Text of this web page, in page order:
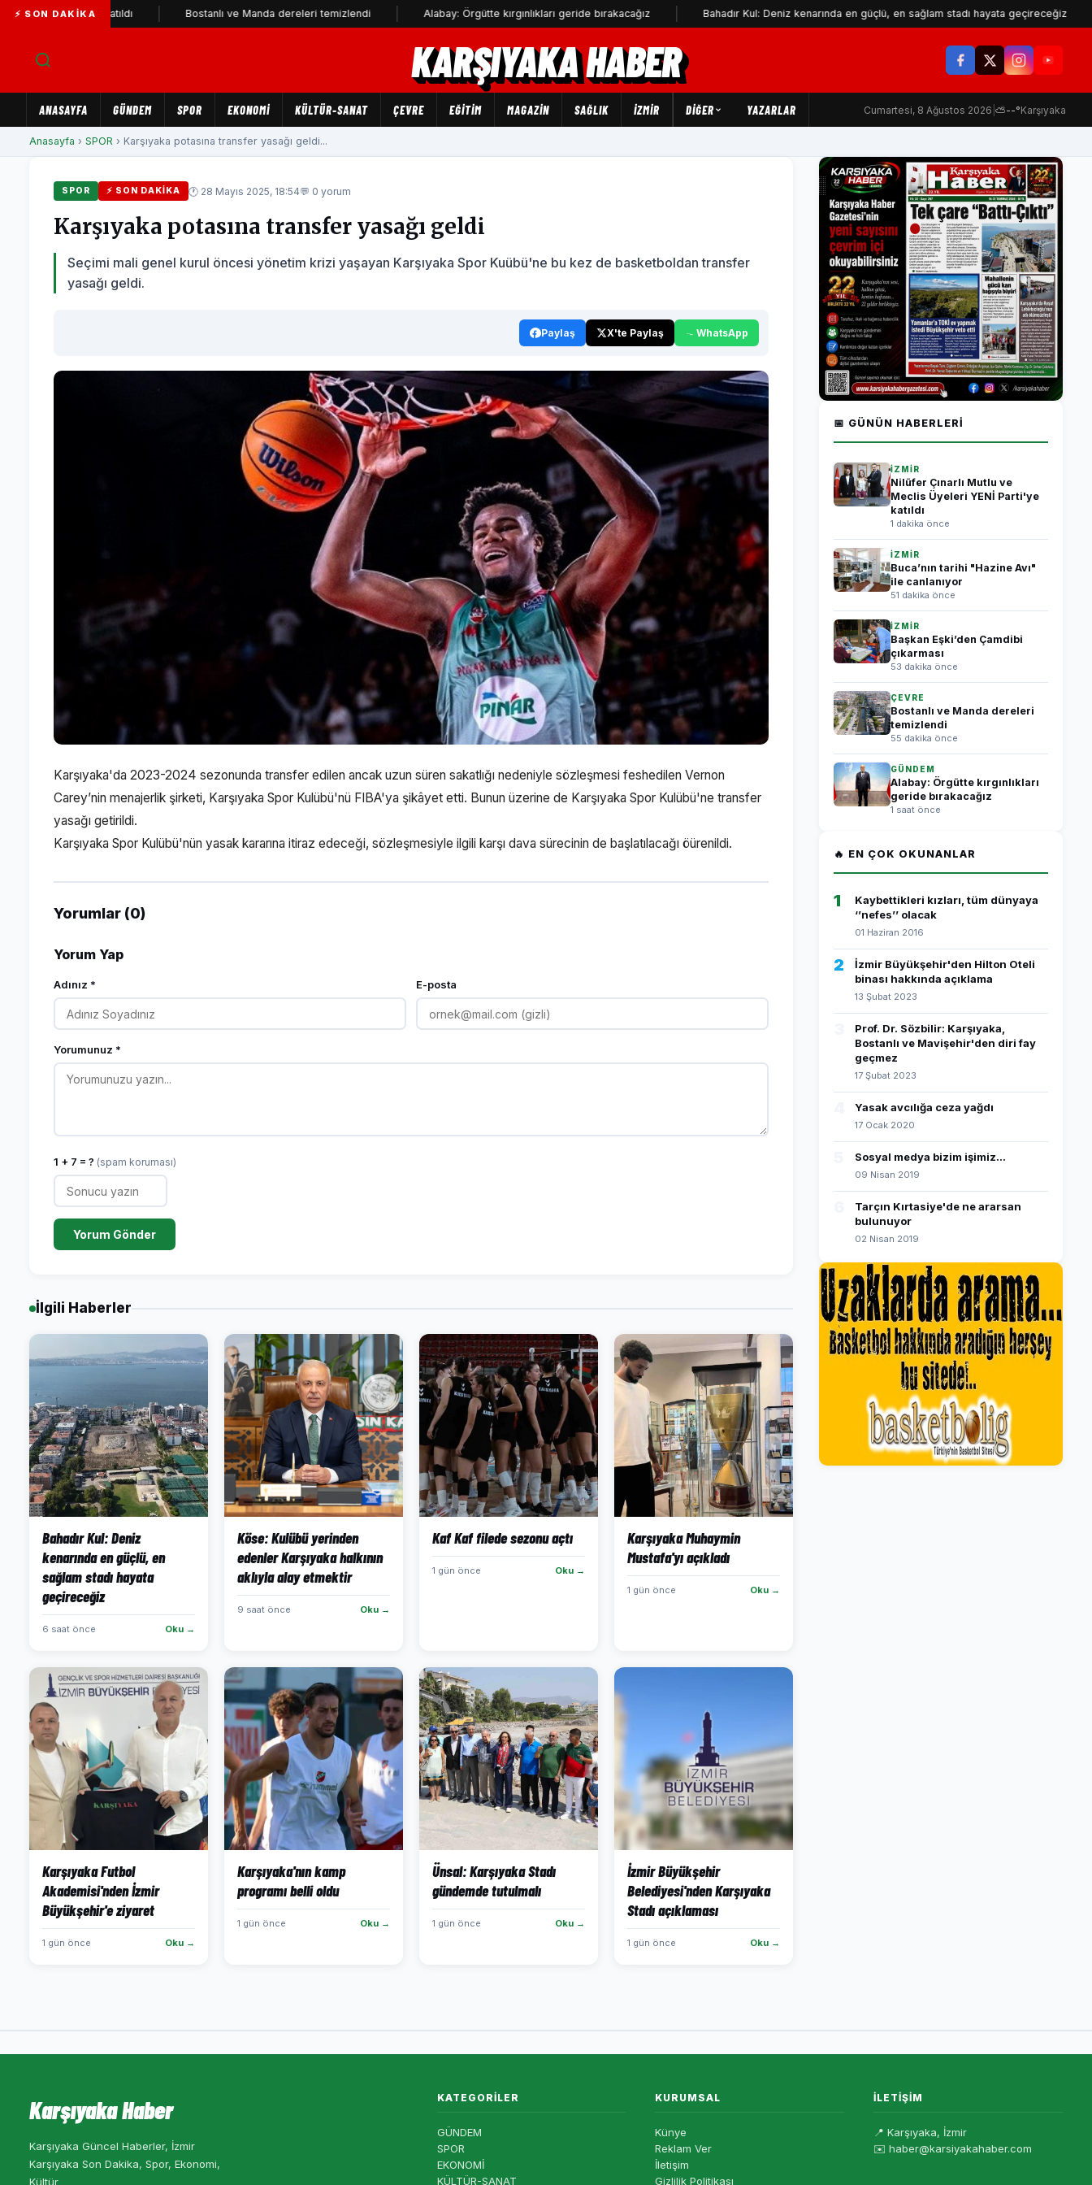
⚡ SON DAKIKA
Parti'ye katıldı Bostanlı ve Manda dereleri temizlendi Alabay: Örgütte kırgınlıkları geride bırakacağız Bahadır Kul: Deniz kenarında en güçlü, en sağlam stadı hayata geçireceğiz
KARŞIYAKA HABER
ANASAYFA GÜNDEM SPOR EKONOMİ KÜLTÜR-SANAT ÇEVRE EĞİTİM MAGAZİN SAĞLIK İZMİR DIĞER YAZARLAR Cumartesi, 8 Ağustos 2026 ⛅--°Karşıyaka
Anasayfa › SPOR › Karşıyaka potasına transfer yasağı geldi...
SPOR ⚡ SON DAKIKA 🕐 28 Mayıs 2025, 18:54💬 0 yorum
Karşıyaka potasına transfer yasağı geldi
Seçimi mali genel kurul öncesi yönetim krizi yaşayan Karşıyaka Spor Kuübü'ne bu kez de basketboldan transfer
yasağı geldi.
Paylaş X'te Paylaş WhatsApp
Karşıyaka'da 2023-2024 sezonunda transfer edilen ancak uzun süren sakatlığı nedeniyle sözleşmesi feshedilen Vernon
Carey’nin menajerlik şirketi, Karşıyaka Spor Kulübü'nü FIBA'ya şikâyet etti. Bunun üzerine de Karşıyaka Spor Kulübü'ne transfer
yasağı getirildi.
Karşıyaka Spor Kulübü'nün yasak kararına itiraz edeceği, sözleşmesiyle ilgili karşı dava sürecinin de başlatılacağı öürenildi.
Yorumlar (0)
Yorum Yap
Adınız * E-posta
Yorumunuz *
1 + 7 = ? (spam koruması)
Yorum Gönder
İlgili Haberler
Bahadır Kul: Deniz
kenarında en güçlü, en
sağlam stadı hayata
geçireceğiz
6 saat önce Oku →
Köse: Kulübü yerinden
edenler Karşıyaka halkının
aklıyla alay etmektir
9 saat önce Oku →
Kaf Kaf filede sezonu açtı
1 gün önce Oku →
Karşıyaka Muhaymin
Mustafa'yı açıkladı
1 gün önce Oku →
Karşıyaka Futbol
Akademisi'nden İzmir
Büyükşehir'e ziyaret
1 gün önce Oku →
Karşıyaka'nın kamp
programı belli oldu
1 gün önce Oku →
Ünsal: Karşıyaka Stadı
gündemde tutulmalı
1 gün önce Oku →
İzmir Büyükşehir
Belediyesi'nden Karşıyaka
Stadı açıklaması
1 gün önce Oku →
📅 GÜNÜN HABERLERI
İZMİR
Nilüfer Çınarlı Mutlu ve
Meclis Üyeleri YENİ Parti'ye
katıldı
1 dakika önce
İZMİR
Buca’nın tarihi "Hazine Avı"
ile canlanıyor
51 dakika önce
İZMİR
Başkan Eşki’den Çamdibi
çıkarması
53 dakika önce
ÇEVRE
Bostanlı ve Manda dereleri
temizlendi
55 dakika önce
GÜNDEM
Alabay: Örgütte kırgınlıkları
geride bırakacağız
1 saat önce
🔥 EN ÇOK OKUNANLAR
1
Kaybettikleri kızları, tüm dünyaya
‘’nefes’’ olacak
01 Haziran 2016
2
İzmir Büyükşehir'den Hilton Oteli
binası hakkında açıklama
13 Şubat 2023
Prof. Dr. Sözbilir: Karşıyaka,
Bostanlı ve Mavişehir'den diri fay
geçmez
17 Şubat 2023
Yasak avcılığa ceza yağdı
17 Ocak 2020
Sosyal medya bizim işimiz...
09 Nisan 2019
Tarçın Kırtasiye'de ne ararsan
bulunuyor
02 Nisan 2019
Karşıyaka Haber
Karşıyaka Güncel Haberler, İzmir
Karşıyaka Son Dakika, Spor, Ekonomi,
Kültür
KATEGORILER
GÜNDEM
SPOR
EKONOMİ
KÜLTÜR-SANAT
KURUMSAL
Künye
Reklam Ver
İletişim
Gizlilik Politikası
İLETIŞIM
📍 Karşıyaka, İzmir
✉️ haber@karsiyakahaber.com